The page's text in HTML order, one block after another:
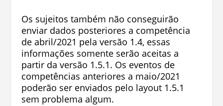
Os sujeitos também não conseguirão
enviar dados posteriores a competência
de abril/2021 pela versão 1.4, essas
informações somente serão aceitas a
partir da versão 1.5.1. Os eventos de
competências anteriores a maio/2021
poderão ser enviados pelo layout 1.5.1
sem problema algum.